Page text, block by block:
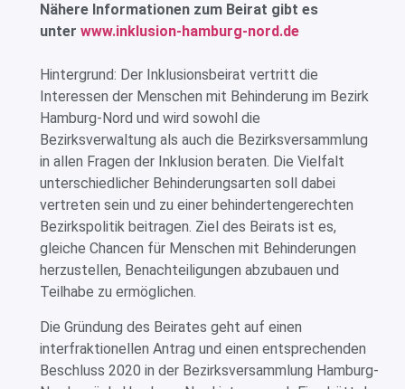
Nähere Informationen zum Beirat gibt es
unter www.inklusion-hamburg-nord.de
Hintergrund: Der Inklusionsbeirat vertritt die
Interessen der Menschen mit Behinderung im Bezirk
Hamburg-Nord und wird sowohl die
Bezirksverwaltung als auch die Bezirksversammlung
in allen Fragen der Inklusion beraten. Die Vielfalt
unterschiedlicher Behinderungsarten soll dabei
vertreten sein und zu einer behindertengerechten
Bezirkspolitik beitragen. Ziel des Beirats ist es,
gleiche Chancen für Menschen mit Behinderungen
herzustellen, Benachteiligungen abzubauen und
Teilhabe zu ermöglichen.
Die Gründung des Beirates geht auf einen
interfraktionellen Antrag und einen entsprechenden
Beschluss 2020 in der Bezirksversammlung Hamburg-